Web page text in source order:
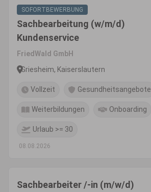
SOFORTBEWERBUNG
Sachbearbeitung (w/m/d)
Kundenservice
FriedWald GmbH
Griesheim, Kaiserslautern
Vollzeit Gesundheitsangebote
Weiterbildungen Onboarding
Urlaub >= 30
08.08.2026
Sachbearbeiter /-in (m/w/d)